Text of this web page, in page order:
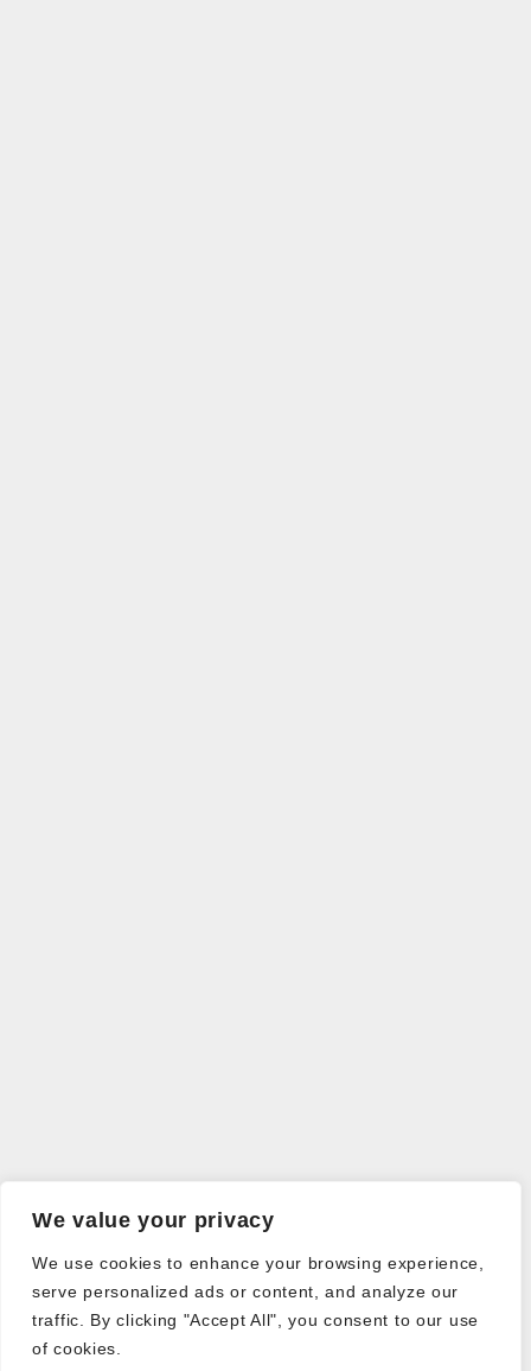
We value your privacy
We use cookies to enhance your browsing experience,
serve personalized ads or content, and analyze our
traffic. By clicking "Accept All", you consent to our use
of cookies.